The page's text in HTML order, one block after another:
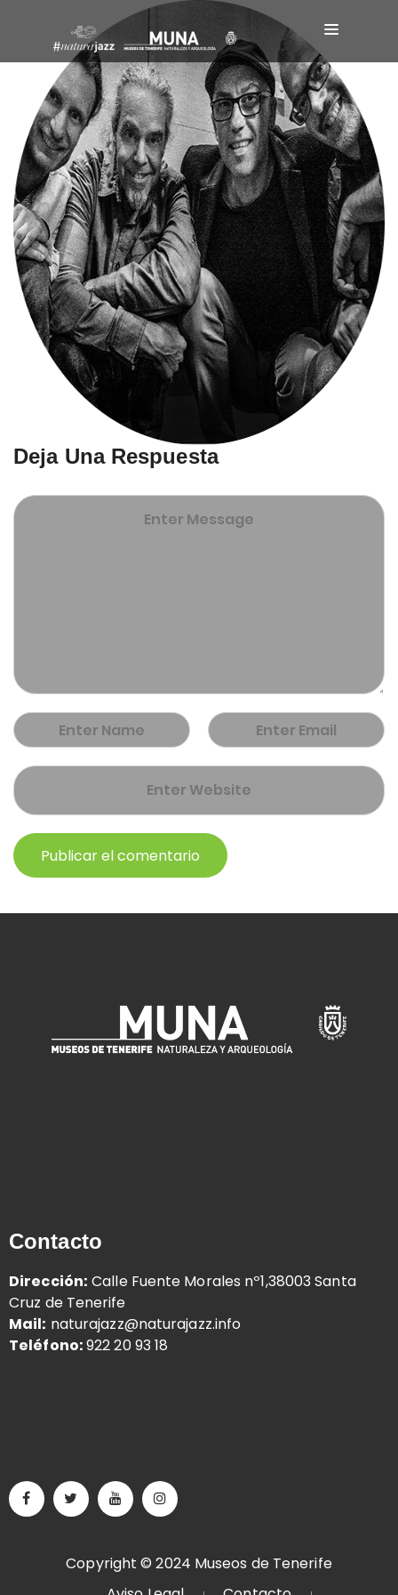
Deja Una Respuesta
Contacto
Dirección: Calle Fuente Morales nº1,38003 Santa
Cruz de Tenerife
Mail: naturajazz@naturajazz.info
Teléfono:922 20 93 18
Copyright © 2024 Museos de Tenerife